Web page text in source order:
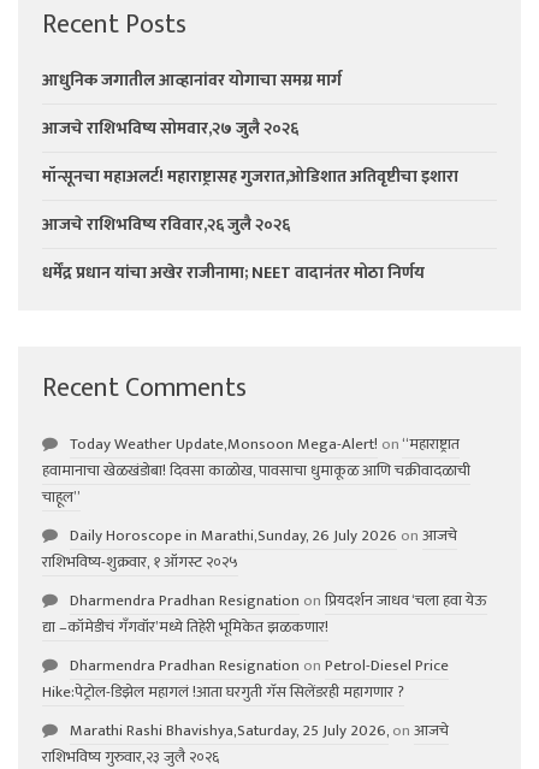
Recent Posts
आधुनिक जगातील आव्हानांवर योगाचा समग्र मार्ग
आजचे राशिभविष्य सोमवार,२७ जुलै २०२६
मॉन्सूनचा महाअलर्ट! महाराष्ट्रासह गुजरात,ओडिशात अतिवृष्टीचा इशारा
आजचे राशिभविष्य रविवार,२६ जुलै २०२६
धर्मेंद्र प्रधान यांचा अखेर राजीनामा; NEET वादानंतर मोठा निर्णय
Recent Comments
Today Weather Update,Monsoon Mega-Alert! on“महाराष्ट्रात
हवामानाचा खेळखंडोबा! दिवसा काळोख, पावसाचा धुमाकूळ आणि चक्रीवादळाची
चाहूल”
Daily Horoscope in Marathi,Sunday, 26 July 2026 onआजचे
राशिभविष्य-शुक्रवार, १ ऑगस्ट २०२५
Dharmendra Pradhan Resignation onप्रियदर्शन जाधव ‘चला हवा येऊ
द्या –कॉमेडीचं गॅंगवॉर’मध्ये तिहेरी भूमिकेत झळकणार!
Dharmendra Pradhan Resignation onPetrol-Diesel Price
Hike:पेट्रोल-डिझेल महागलं !आता घरगुती गॅस सिलेंडरही महागणार ?
Marathi Rashi Bhavishya,Saturday, 25 July 2026,onआजचे
राशिभविष्य गुरुवार,२३ जुलै २०२६